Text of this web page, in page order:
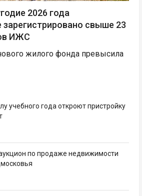
2026 года
свыше 23
ИЖС
жилого фонда превысила
учебного года откроют пристройку
по продаже недвижимости